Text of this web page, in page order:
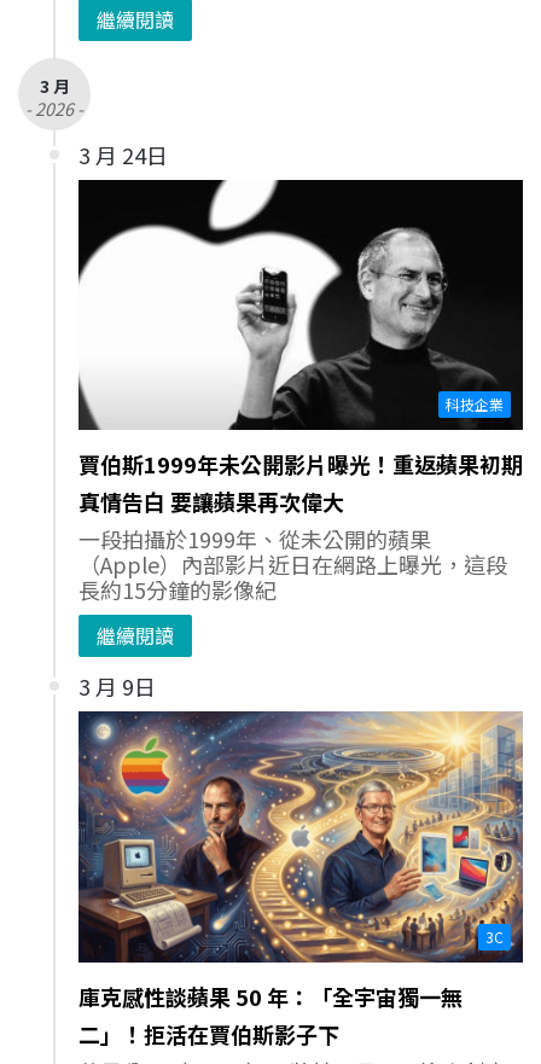
繼續閱讀
3 月
- 2026 -
3 月 24日
科技企業
賈伯斯1999年未公開影片曝光！重返蘋果初期
真情告白 要讓蘋果再次偉大
一段拍攝於1999年、從未公開的蘋果
（Apple）內部影片近日在網路上曝光，這段
長約15分鐘的影像紀
繼續閱讀
3 月 9日
3C
庫克感性談蘋果 50 年：「全宇宙獨一無
二」！拒活在賈伯斯影子下